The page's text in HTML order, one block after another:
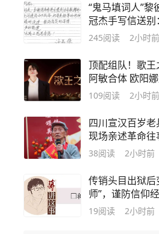
“鬼马填词人”黎
冠杰手写信送别
恩有你！
245阅读 2小时前
顶配组队！歌
阿敏合体 欧阳
童
109阅读 2小时前
四川宣汉百岁
现场亲述革命往
38阅读 2小时前
传销头目出狱后
师”，谨防信仰
吃｜封面评论
19阅读 2小时前